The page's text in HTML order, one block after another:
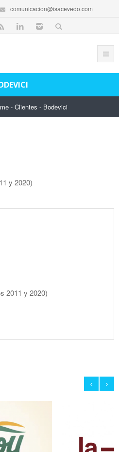
comunicacion@isacevedo.com
- Clientes - Bodevici
y 2020)
2011 y 2020)